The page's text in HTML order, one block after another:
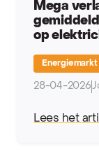
Mega
op
Energiemarkt
28-04-2026
Lees het